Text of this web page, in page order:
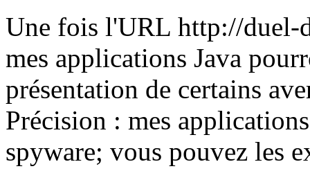
Une fois l'URL http://duel-
mes applications Java
présentation de certains
Précision : mes
spyware; vous pouvez les